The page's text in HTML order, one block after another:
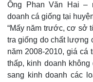
Ông Phan Văn Hai –
doanh cá giống tại
“Mấy năm trước, cơ sở
tra giống do chất lượng
năm 2008-2010, giá cá
thấp, kinh doanh
sang kinh doanh các